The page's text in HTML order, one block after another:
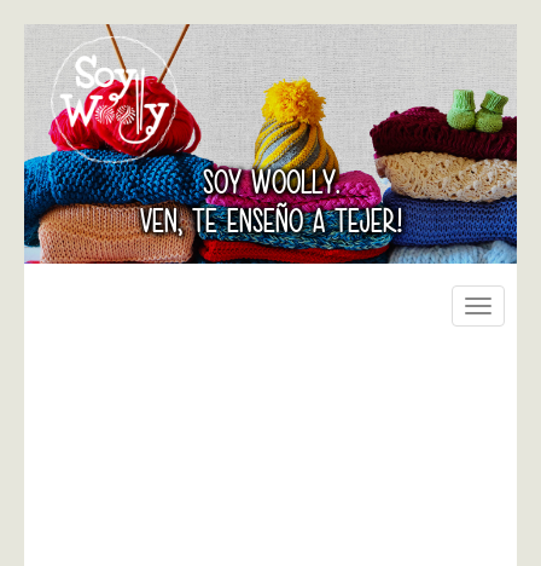
SOY WOOLLY.
VEN, TE ENSEÑO A TEJER!
Toggle